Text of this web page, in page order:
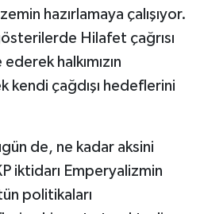
hazırlamaya çalışıyor.
Hilafet çağrısı
halkımızın
kendi çağdışı hedeflerini
de, ne kadar aksini
iktidarı Emperyalizmin
politikaları